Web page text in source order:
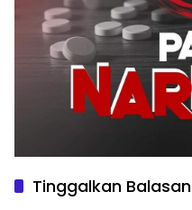
Tinggalkan Balasan